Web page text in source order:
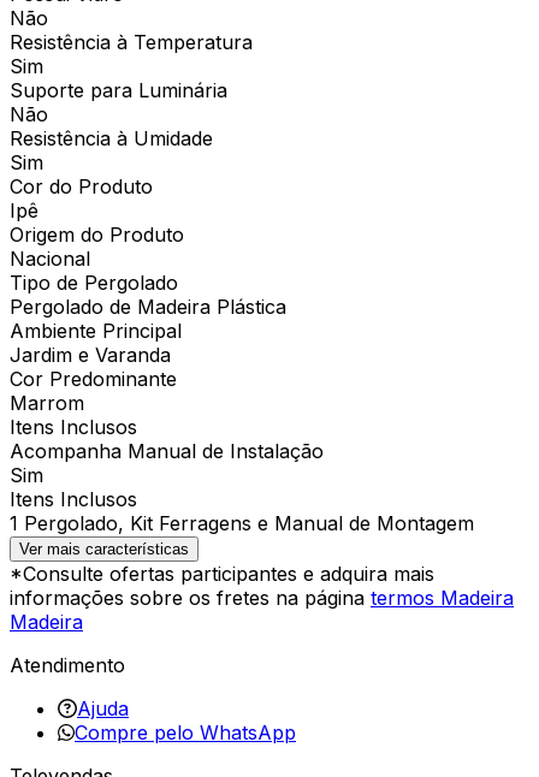
Não
Resistência à Temperatura
Sim
Suporte para Luminária
Não
Resistência à Umidade
Sim
Cor do Produto
Ipê
Origem do Produto
Nacional
Tipo de Pergolado
Pergolado de Madeira Plástica
Ambiente Principal
Jardim e Varanda
Cor Predominante
Marrom
Itens Inclusos
Acompanha Manual de Instalação
Sim
Itens Inclusos
1 Pergolado, Kit Ferragens e Manual de Montagem
Ver mais características
*Consulte ofertas participantes e adquira mais
informações sobre os fretes na página termos Madeira
Madeira
Atendimento
Ajuda
Compre pelo WhatsApp